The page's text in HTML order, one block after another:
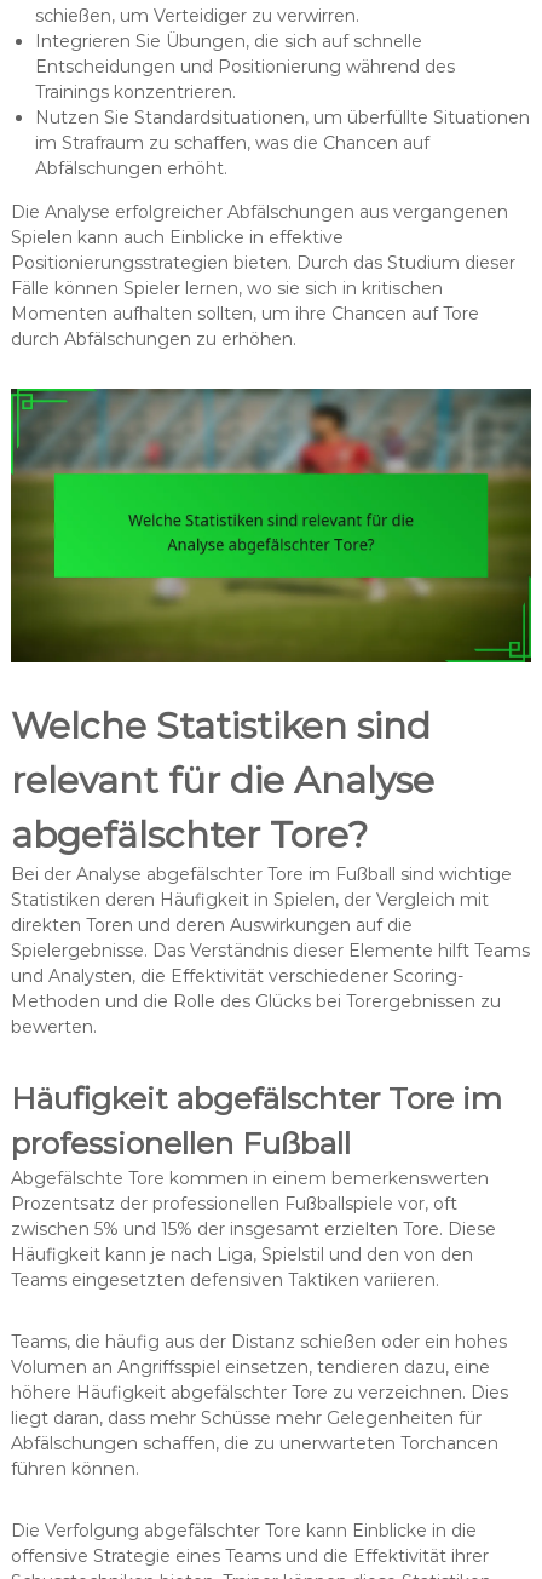
schießen, um Verteidiger zu verwirren.
Integrieren Sie Übungen, die sich auf schnelle
Entscheidungen und Positionierung während des
Trainings konzentrieren.
Nutzen Sie Standardsituationen, um überfüllte Situationen
im Strafraum zu schaffen, was die Chancen auf
Abfälschungen erhöht.
Die Analyse erfolgreicher Abfälschungen aus vergangenen
Spielen kann auch Einblicke in effektive
Positionierungsstrategien bieten. Durch das Studium dieser
Fälle können Spieler lernen, wo sie sich in kritischen
Momenten aufhalten sollten, um ihre Chancen auf Tore
durch Abfälschungen zu erhöhen.
Welche Statistiken sind
relevant für die Analyse
abgefälschter Tore?
Bei der Analyse abgefälschter Tore im Fußball sind wichtige
Statistiken deren Häufigkeit in Spielen, der Vergleich mit
direkten Toren und deren Auswirkungen auf die
Spielergebnisse. Das Verständnis dieser Elemente hilft Teams
und Analysten, die Effektivität verschiedener Scoring-
Methoden und die Rolle des Glücks bei Torergebnissen zu
bewerten.
Häufigkeit abgefälschter Tore im
professionellen Fußball
Abgefälschte Tore kommen in einem bemerkenswerten
Prozentsatz der professionellen Fußballspiele vor, oft
zwischen 5% und 15% der insgesamt erzielten Tore. Diese
Häufigkeit kann je nach Liga, Spielstil und den von den
Teams eingesetzten defensiven Taktiken variieren.
Teams, die häufig aus der Distanz schießen oder ein hohes
Volumen an Angriffsspiel einsetzen, tendieren dazu, eine
höhere Häufigkeit abgefälschter Tore zu verzeichnen. Dies
liegt daran, dass mehr Schüsse mehr Gelegenheiten für
Abfälschungen schaffen, die zu unerwarteten Torchancen
führen können.
Die Verfolgung abgefälschter Tore kann Einblicke in die
offensive Strategie eines Teams und die Effektivität ihrer